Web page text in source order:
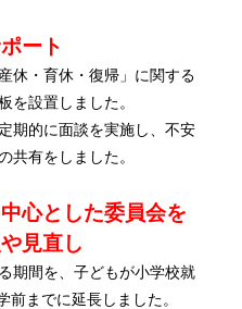
ート
休・育休・復帰」に関する
を設置しました。
期的に面談を実施し、不安
共有をしました。
心とした委員会を
見直し
期間を、子どもが小学校就
までに延長しました。